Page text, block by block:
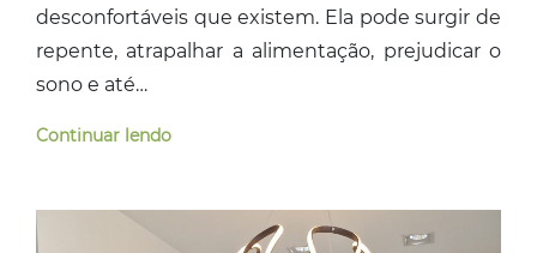
desconfortáveis que existem. Ela pode surgir de
repente, atrapalhar a alimentação, prejudicar o
sono e até…
Continuar lendo